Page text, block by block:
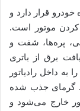
قرار دارد و
کردن موتور است.
پره‌ها، شفت و
برق از باتری
به داخل رادیاتور
گرمای جذب شده
خارج می‌شود و